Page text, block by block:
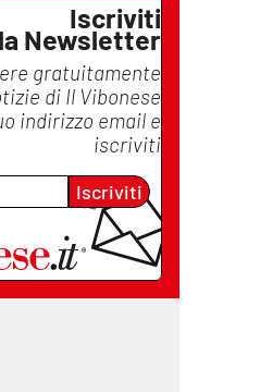
Iscriviti
Newsletter
gratuitamente
di Il Vibonese
indirizzo email e
iscriviti
Iscriviti